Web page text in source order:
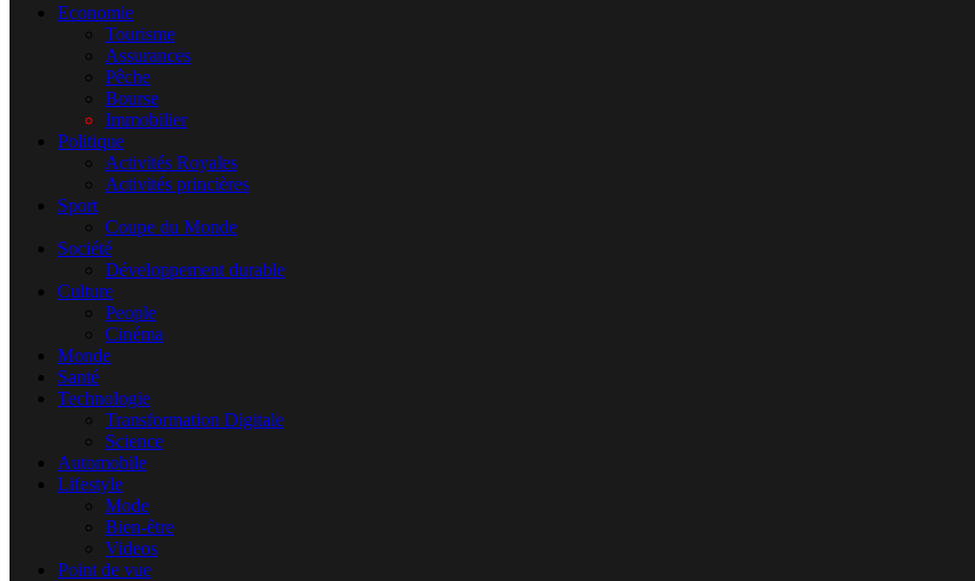
Economie
Tourisme
Assurances
Pêche
Bourse
Immobilier
Politique
Activités Royales
Activités princières
Sport
Coupe du Monde
Société
Développement durable
Culture
People
Cinéma
Monde
Santé
Technologie
Transformation Digitale
Science
Automobile
Lifestyle
Mode
Bien-être
Videos
Point de vue